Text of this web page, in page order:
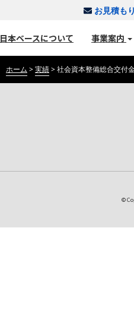
お見積も
日本ベースについて 事業案内
ホーム >実績>社会資本整備総合交付
©